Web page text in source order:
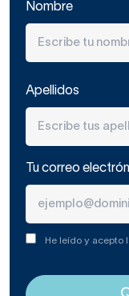
Nombre
Apellidos
Tu correo
He leído y acepto